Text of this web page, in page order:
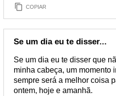
COPIAR
Se um dia eu te disser...
Se um dia eu te disser que
minha cabeça, um momento
sempre será a melhor coisa
ontem, hoje e amanhã.